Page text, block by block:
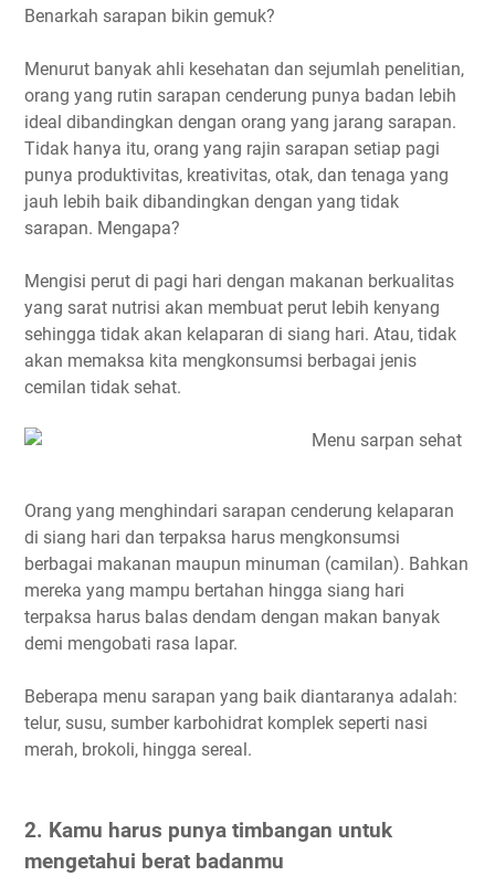
Benarkah sarapan bikin gemuk?
Menurut banyak ahli kesehatan dan sejumlah penelitian,
orang yang rutin sarapan cenderung punya badan lebih
ideal dibandingkan dengan orang yang jarang sarapan.
Tidak hanya itu, orang yang rajin sarapan setiap pagi
punya produktivitas, kreativitas, otak, dan tenaga yang
jauh lebih baik dibandingkan dengan yang tidak
sarapan. Mengapa?
Mengisi perut di pagi hari dengan makanan berkualitas
yang sarat nutrisi akan membuat perut lebih kenyang
sehingga tidak akan kelaparan di siang hari. Atau, tidak
akan memaksa kita mengkonsumsi berbagai jenis
cemilan tidak sehat.
Orang yang menghindari sarapan cenderung kelaparan
di siang hari dan terpaksa harus mengkonsumsi
berbagai makanan maupun minuman (camilan). Bahkan
mereka yang mampu bertahan hingga siang hari
terpaksa harus balas dendam dengan makan banyak
demi mengobati rasa lapar.
Beberapa menu sarapan yang baik diantaranya adalah:
telur, susu, sumber karbohidrat komplek seperti nasi
merah, brokoli, hingga sereal.
2. Kamu harus punya timbangan untuk
mengetahui berat badanmu